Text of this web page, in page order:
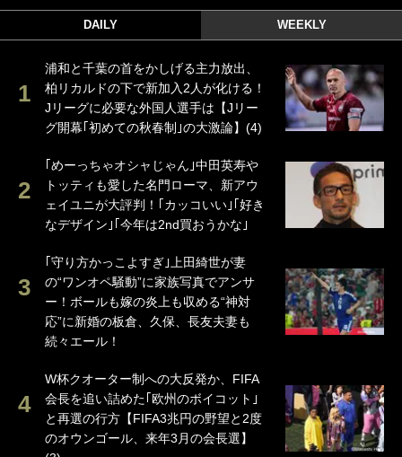
DAILY WEEKLY
浦和と千葉の首をかしげる主力放出、
柏リカルドの下で新加入2人が化ける！
Jリーグに必要な外国人選手は【Jリー
グ開幕｢初めての秋春制｣の大激論】(4)
｢めーっちゃオシャじゃん｣中田英寿や
トッティも愛した名門ローマ、新アウ
ェイユニが大評判！｢カッコいい｣｢好き
なデザイン｣｢今年は2nd買おうかな｣
｢守り方かっこよすぎ｣上田綺世が妻
の“ワンオペ騒動”に家族写真でアンサ
ー！ボールも嫁の炎上も収める“神対
応”に新婚の板倉、久保、長友夫妻も
続々エール！
W杯クオーター制への大反発か、FIFA
会長を追い詰めた｢欧州のボイコット｣
と再選の行方【FIFA3兆円の野望と2度
のオウンゴール、来年3月の会長選】